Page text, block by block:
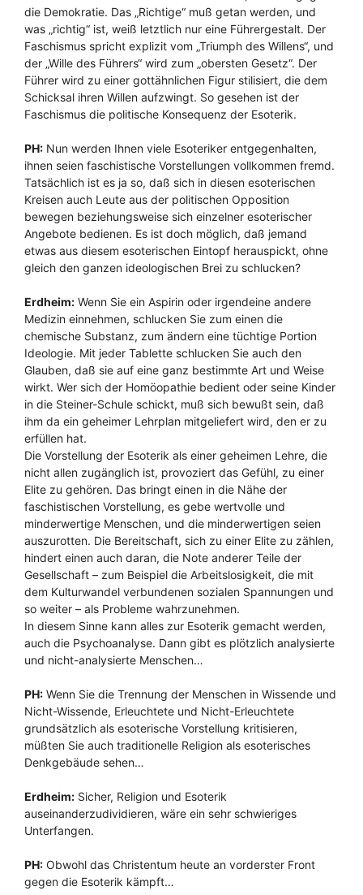
die Demokratie. Das „Richtige“ muß getan werden, und
was „richtig“ ist, weiß letztlich nur eine Führergestalt. Der
Faschismus spricht explizit vom „Triumph des Willens“, und
der „Wille des Führers“ wird zum „obersten Gesetz“. Der
Führer wird zu einer gottähnlichen Figur stilisiert, die dem
Schicksal ihren Willen aufzwingt. So gesehen ist der
Faschismus die politische Konsequenz der Esoterik.
PH: Nun werden Ihnen viele Esoteriker entgegenhalten,
ihnen seien faschistische Vorstellungen vollkommen fremd.
Tatsächlich ist es ja so, daß sich in diesen esoterischen
Kreisen auch Leute aus der politischen Opposition
bewegen beziehungsweise sich einzelner esoterischer
Angebote bedienen. Es ist doch möglich, daß jemand
etwas aus diesem esoterischen Eintopf herauspickt, ohne
gleich den ganzen ideologischen Brei zu schlucken?
Erdheim: Wenn Sie ein Aspirin oder irgendeine andere
Medizin einnehmen, schlucken Sie zum einen die
chemische Substanz, zum ändern eine tüchtige Portion
Ideologie. Mit jeder Tablette schlucken Sie auch den
Glauben, daß sie auf eine ganz bestimmte Art und Weise
wirkt. Wer sich der Homöopathie bedient oder seine Kinder
in die Steiner-Schule schickt, muß sich bewußt sein, daß
ihm da ein geheimer Lehrplan mitgeliefert wird, den er zu
erfüllen hat.
Die Vorstellung der Esoterik als einer geheimen Lehre, die
nicht allen zugänglich ist, provoziert das Gefühl, zu einer
Elite zu gehören. Das bringt einen in die Nähe der
faschistischen Vorstellung, es gebe wertvolle und
minderwertige Menschen, und die minderwertigen seien
auszurotten. Die Bereitschaft, sich zu einer Elite zu zählen,
hindert einen auch daran, die Note anderer Teile der
Gesellschaft – zum Beispiel die Arbeitslosigkeit, die mit
dem Kulturwandel verbundenen sozialen Spannungen und
so weiter – als Probleme wahrzunehmen.
In diesem Sinne kann alles zur Esoterik gemacht werden,
auch die Psychoanalyse. Dann gibt es plötzlich analysierte
und nicht-analysierte Menschen…
PH: Wenn Sie die Trennung der Menschen in Wissende und
Nicht-Wissende, Erleuchtete und Nicht-Erleuchtete
grundsätzlich als esoterische Vorstellung kritisieren,
müßten Sie auch traditionelle Religion als esoterisches
Denkgebäude sehen…
Erdheim: Sicher, Religion und Esoterik
auseinanderzudividieren, wäre ein sehr schwieriges
Unterfangen.
PH: Obwohl das Christentum heute an vorderster Front
gegen die Esoterik kämpft…